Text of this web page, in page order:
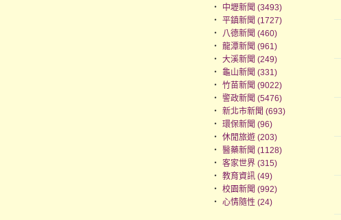
‧
中壢新聞 (3493)
‧ 平鎮新聞 (1727)
‧
八德新聞 (460)
‧ 龍潭新聞 (961)
‧ 大溪新聞 (249)
‧ 龜山新聞 (331)
‧ 竹苗新聞 (9022)
‧ 警政新聞 (5476)
‧ 新北市新聞 (693)
‧ 環保新聞 (96)
‧ 休閒旅遊 (203)
‧ 醫藥新聞 (1128)
‧ 客家世界 (315)
‧ 教育資訊 (49)
‧ 校園新聞 (992)
‧ 心情隨性 (24)